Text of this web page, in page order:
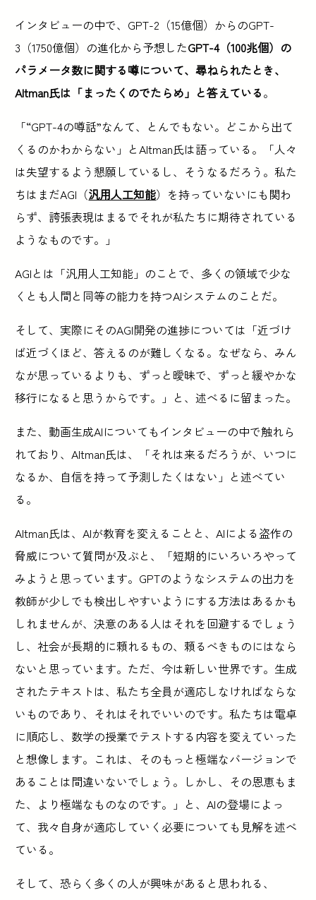
インタビューの中で、GPT-2（15億個）からのGPT-
3（1750億個）の進化から予想したGPT-4（100兆個）の
パラメータ数に関する噂について、尋ねられたとき、
Altman氏は「まったくのでたらめ」と答えている。
「“GPT-4の噂話”なんて、とんでもない。どこから出て
くるのかわからない」とAltman氏は語っている。「人々
は失望するよう懇願しているし、そうなるだろう。私た
ちはまだAGI（汎用人工知能）を持っていないにも関わ
らず、誇張表現はまるでそれが私たちに期待されている
ようなものです。」
AGIとは「汎用人工知能」のことで、多くの領域で少な
くとも人間と同等の能力を持つAIシステムのことだ。
そして、実際にそのAGI開発の進捗については「近づけ
ば近づくほど、答えるのが難しくなる。なぜなら、みん
なが思っているよりも、ずっと曖昧で、ずっと緩やかな
移行になると思うからです。」と、述べるに留まった。
また、動画生成AIについてもインタビューの中で触れら
れており、Altman氏は、「それは来るだろうが、いつに
なるか、自信を持って予測したくはない」と述べてい
る。
Altman氏は、AIが教育を変えることと、AIによる盗作の
脅威について質問が及ぶと、「短期的にいろいろやって
みようと思っています。GPTのようなシステムの出力を
教師が少しでも検出しやすいようにする方法はあるかも
しれませんが、決意のある人はそれを回避するでしょう
し、社会が長期的に頼れるもの、頼るべきものにはなら
ないと思っています。ただ、今は新しい世界です。生成
されたテキストは、私たち全員が適応しなければならな
いものであり、それはそれでいいのです。私たちは電卓
に順応し、数学の授業でテストする内容を変えていった
と想像します。これは、そのもっと極端なバージョンで
あることは間違いないでしょう。しかし、その恩恵もま
た、より極端なものなのです。」と、AIの登場によっ
て、我々自身が適応していく必要についても見解を述べ
ている。
そして、恐らく多くの人が興味があると思われる、